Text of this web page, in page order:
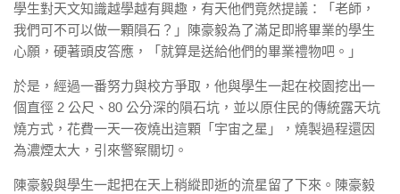
學生對天文知識越學越有興趣，有天他們竟然提議：「老師，
我們可不可以做一顆隕石？」陳豪毅為了滿足即將畢業的學生
心願，硬著頭皮答應，「就算是送給他們的畢業禮物吧。」
於是，經過一番努力與校方爭取，他與學生一起在校園挖出一
個直徑 2 公尺、80 公分深的隕石坑，並以原住民的傳統露天坑
燒方式，花費一天一夜燒出這顆「宇宙之星」，燒製過程還因
為濃煙太大，引來警察關切。
陳豪毅與學生一起把在天上稍縱即逝的流星留了下來。陳豪毅